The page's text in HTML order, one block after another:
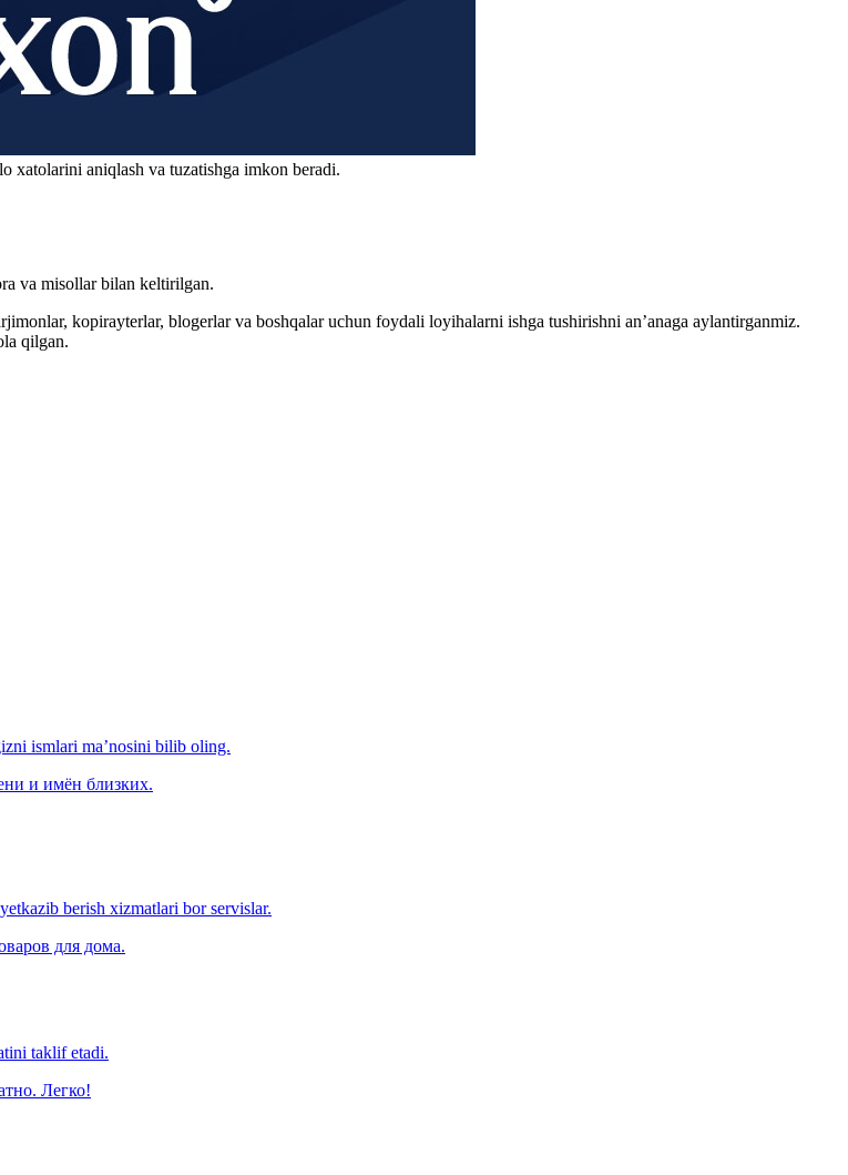
xatolarini aniqlash va tuzatishga imkon beradi.
va misollar bilan keltirilgan.
kopirayterlar, blogerlar va boshqalar uchun foydali loyihalarni ishga tushirishni an’anaga aylantirganmiz.
qilgan.
ismlari ma’nosini bilib oling.
и имён близких.
berish xizmatlari bor servislar.
для дома.
taklif etadi.
Легко!